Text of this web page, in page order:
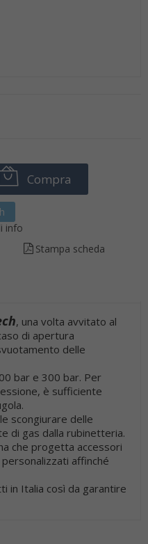
Compra
info
Stampa scheda
, una volta avvitato al
di apertura
delle
bar e 300 bar. Per
è sufficiente
scongiurare delle
di gas dalla rubinetteria.
che progetta accessori
affinché
in Italia così da garantire